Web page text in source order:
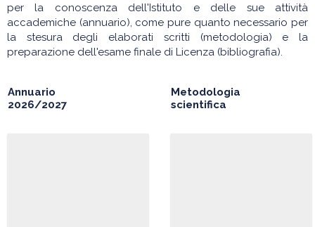
Materiale informativo
per la conoscenza dell'Istituto e delle sue attività
accademiche (annuario), come pure quanto necessario per
la stesura degli elaborati scritti (metodologia) e la
preparazione dell'esame finale di Licenza (bibliografia).
Annuario
2026/2027
Metodologia
scientifica